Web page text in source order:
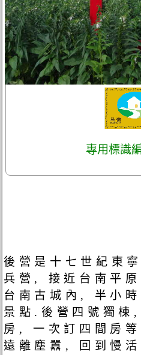
專用標識
後營是十七世紀東
兵營, 接近台南平
台南古城內, 半小
景點.後營四號獨棟
房, 一次訂四間房
遠離塵囂, 回到慢